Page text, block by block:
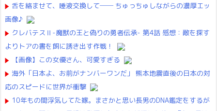
舌を絡ませて、唾液交換して── ちゅっちゅしながらの濃厚エッ
画像♪
クレバテスⅡ-魔獣の王と偽りの勇者伝承- 第4話 感想：敵を探す
よりトアの書を餌に誘き出す作戦！
【画像】この女優さん、可愛すぎる
海外「日本よ、お前がナンバーワンだ」 熊本地震直後の日本の対
応のスピードに世界が衝撃
10年もの間浮気してた嫁。まさかと思い長男のDNA鑑定をするが